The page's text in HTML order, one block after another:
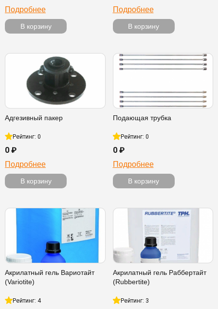
Подробнее
В корзину
Подробнее
В корзину
Адгезивный пакер
Рейтинг: 0
0 ₽
Подробнее
В корзину
Подающая трубка
Рейтинг: 0
0 ₽
Подробнее
В корзину
Акрилатный гель Вариотайт
(Variotite)
Рейтинг: 4
Акрилатный гель Раббертайт
(Rubbertite)
Рейтинг: 3